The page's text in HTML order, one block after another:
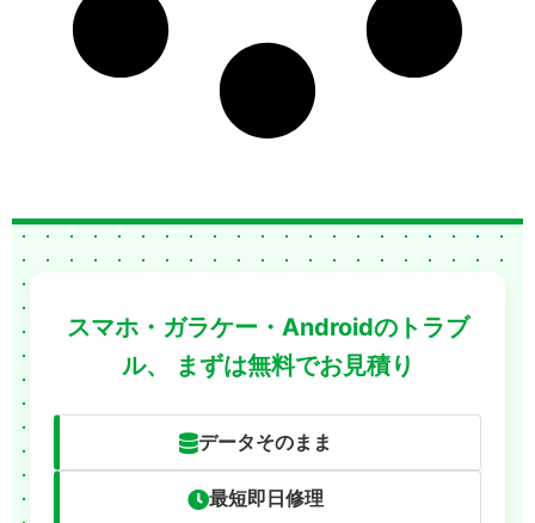
スマホ・ガラケー・Androidのトラブ
ル、
まずは無料でお見積り
データそのまま
最短即日修理